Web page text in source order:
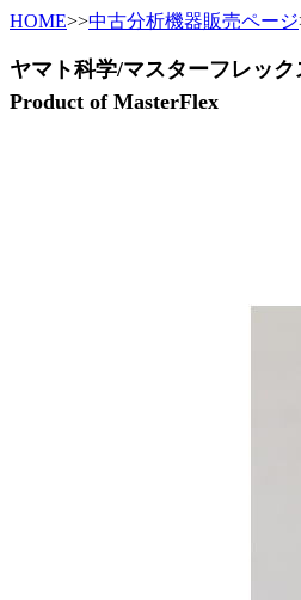
HOME>>中古分析機器販売ページ
ヤマト科学/マスターフレック
Product of MasterFlex